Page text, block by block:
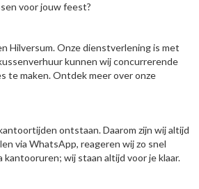
voor jouw feest?
Hilversum. Onze dienstverlening is met
kunnen wij concurrerende
te maken. Ontdek meer over onze
ontstaan. Daarom zijn wij altijd
via WhatsApp, reageren wij zo snel
wij staan altijd voor je klaar.